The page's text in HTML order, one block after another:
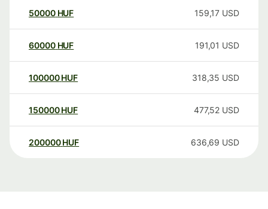
50000 HUF 159,17 USD
60000 HUF 191,01 USD
100000 HUF 318,35 USD
150000 HUF 477,52 USD
200000 HUF 636,69 USD